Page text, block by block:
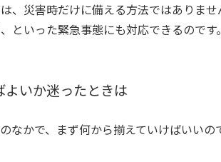
、災害時だけに備える方法ではありま
といった緊急事態にも対応できるのです。
よいか迷ったときは
なかで、まず何から揃えていけばいいの